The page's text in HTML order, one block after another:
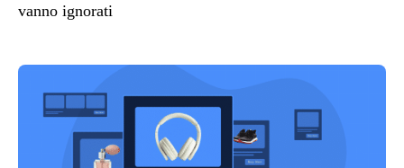
vanno ignorati